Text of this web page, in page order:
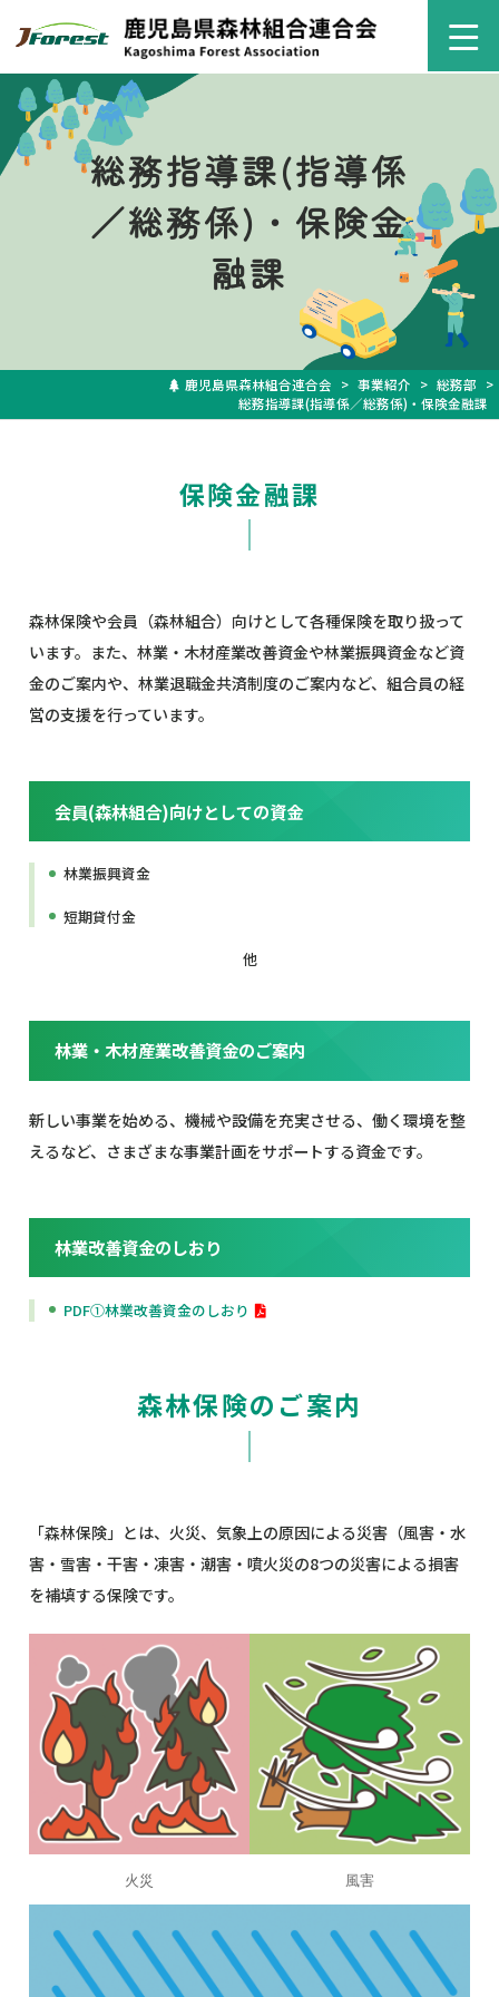
組織概要
森林組合の役割
事業紹介
事業部
総務部
木材流通センタ
ー
違法伐採対策間伐
証明書及び様式
総務指導課(指導係
／総務係)・保険金
融課
鹿児島県森林組合連合会 > 事業紹介 > 総務部
>
総務指導課(指導係／総務係)・保険金融課
保険金融課
森林保険や会員（森林組合）向けとして各種保険を取り扱って
います。また、林業・木材産業改善資金や林業振興資金など資
金のご案内や、林業退職金共済制度のご案内など、組合員の経
営の支援を行っています。
会員(森林組合)向けとしての資金
林業振興資金
短期貸付金
他
林業・木材産業改善資金のご案内
新しい事業を始める、機械や設備を充実させる、働く環境を整
えるなど、さまざまな事業計画をサポートする資金です。
林業改善資金のしおり
PDF①林業改善資金のしおり
森林保険のご案内
「森林保険」とは、火災、気象上の原因による災害（風害・水
害・雪害・干害・凍害・潮害・噴火災の8つの災害による損害
を補填する保険です。
火災 風害